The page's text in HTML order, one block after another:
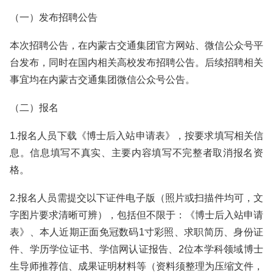
（一）发布招聘公告
本次招聘公告，在内蒙古交通集团官方网站、微信公众号平
台发布，同时在国内相关高校发布招聘公告。后续招聘相关
事宜均在内蒙古交通集团微信公众号公告。
（二）报名
1.报名人员下载《博士后入站申请表》，按要求填写相关信
息。信息填写不真实、主要内容填写不完整者取消报名资
格。
2.报名人员需提交以下证件电子版（照片或扫描件均可，文
字图片要求清晰可辨），包括但不限于：《博士后入站申请
表》、本人近期正面免冠数码1寸彩照、求职简历、身份证
件、学历学位证书、学信网认证报告、2位本学科领域博士
生导师推荐信、成果证明材料等（资料须整理为压缩文件，